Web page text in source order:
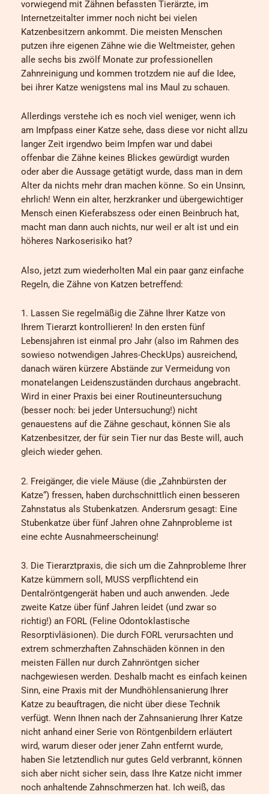
vorwiegend mit Zähnen befassten Tierärzte, im
Internetzeitalter immer noch nicht bei vielen
Katzenbesitzern ankommt. Die meisten Menschen
putzen ihre eigenen Zähne wie die Weltmeister, gehen
alle sechs bis zwölf Monate zur professionellen
Zahnreinigung und kommen trotzdem nie auf die Idee,
bei ihrer Katze wenigstens mal ins Maul zu schauen.
Allerdings verstehe ich es noch viel weniger, wenn ich
am Impfpass einer Katze sehe, dass diese vor nicht allzu
langer Zeit irgendwo beim Impfen war und dabei
offenbar die Zähne keines Blickes gewürdigt wurden
oder aber die Aussage getätigt wurde, dass man in dem
Alter da nichts mehr dran machen könne. So ein Unsinn,
ehrlich! Wenn ein alter, herzkranker und übergewichtiger
Mensch einen Kieferabszess oder einen Beinbruch hat,
macht man dann auch nichts, nur weil er alt ist und ein
höheres Narkoserisiko hat?
Also, jetzt zum wiederholten Mal ein paar ganz einfache
Regeln, die Zähne von Katzen betreffend:
1. Lassen Sie regelmäßig die Zähne Ihrer Katze von
Ihrem Tierarzt kontrollieren! In den ersten fünf
Lebensjahren ist einmal pro Jahr (also im Rahmen des
sowieso notwendigen Jahres-CheckUps) ausreichend,
danach wären kürzere Abstände zur Vermeidung von
monatelangen Leidenszuständen durchaus angebracht.
Wird in einer Praxis bei einer Routineuntersuchung
(besser noch: bei jeder Untersuchung!) nicht
genauestens auf die Zähne geschaut, können Sie als
Katzenbesitzer, der für sein Tier nur das Beste will, auch
gleich wieder gehen.
2. Freigänger, die viele Mäuse (die „Zahnbürsten der
Katze“) fressen, haben durchschnittlich einen besseren
Zahnstatus als Stubenkatzen. Andersrum gesagt: Eine
Stubenkatze über fünf Jahren ohne Zahnprobleme ist
eine echte Ausnahmeerscheinung!
3. Die Tierarztpraxis, die sich um die Zahnprobleme Ihrer
Katze kümmern soll, MUSS verpflichtend ein
Dentalröntgengerät haben und auch anwenden. Jede
zweite Katze über fünf Jahren leidet (und zwar so
richtig!) an FORL (Feline Odontoklastische
Resorptivläsionen). Die durch FORL verursachten und
extrem schmerzhaften Zahnschäden können in den
meisten Fällen nur durch Zahnröntgen sicher
nachgewiesen werden. Deshalb macht es einfach keinen
Sinn, eine Praxis mit der Mundhöhlensanierung Ihrer
Katze zu beauftragen, die nicht über diese Technik
verfügt. Wenn Ihnen nach der Zahnsanierung Ihrer Katze
nicht anhand einer Serie von Röntgenbildern erläutert
wird, warum dieser oder jener Zahn entfernt wurde,
haben Sie letztendlich nur gutes Geld verbrannt, können
sich aber nicht sicher sein, dass Ihre Katze nicht immer
noch anhaltende Zahnschmerzen hat. Ich weiß, das